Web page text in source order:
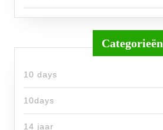
Categorieën
10 days
10days
14 jaar